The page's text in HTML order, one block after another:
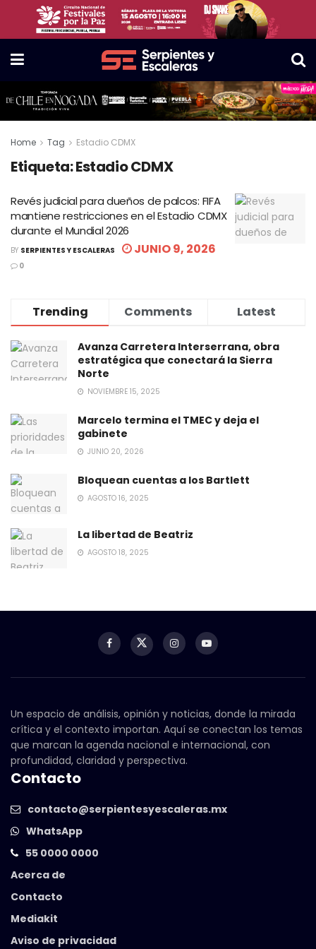
Home Tag Estadio CDMX
Etiqueta:Estadio CDMX
Revés judicial para dueños de palcos: FIFA
mantiene restricciones en el Estadio CDMX
durante el Mundial 2026
BY SERPIENTES Y ESCALERAS JUNIO 9, 2026
0
Trending Comments Latest
Avanza Carretera Interserrana, obra
estratégica que conectará la Sierra
Norte
NOVIEMBRE 15, 2025
Marcelo termina el TMEC y deja el
gabinete
JUNIO 20, 2026
Bloquean cuentas a los Bartlett
AGOSTO 16, 2025
La libertad de Beatriz
AGOSTO 18, 2025
Un espacio de análisis, opinión y noticias, donde la mirada
crítica y el contexto importan. Aquí se conectan los temas
que marcan la agenda nacional e internacional, con
profundidad, claridad y perspectiva.
Contacto
contacto@serpientesyescaleras.mx
WhatsApp
55 0000 0000
Acerca de
Contacto
Mediakit
Aviso de privacidad